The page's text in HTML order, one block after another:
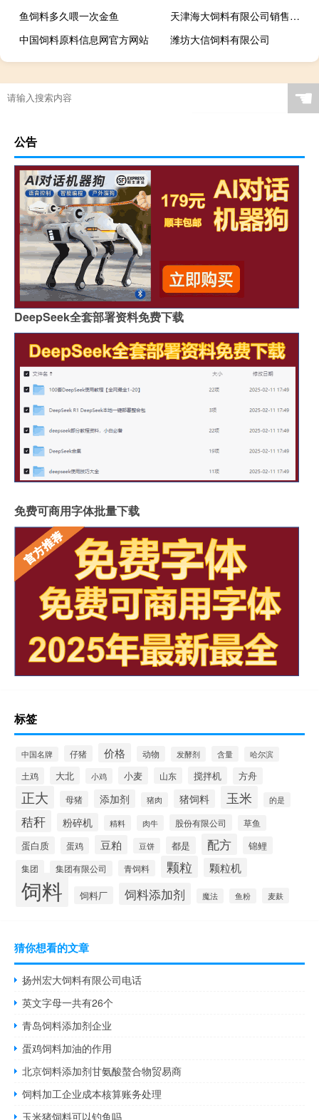
鱼饲料多久喂一次金鱼
天津海大饲料有限公司销售部电话
中国饲料原料信息网官方网站
潍坊大信饲料有限公司
☚
公告
DeepSeek全套部署资料免费下载
免费可商用字体批量下载
标签
中国名牌 仔猪 价格 动物 发酵剂 含量 哈尔滨
土鸡 大北 小鸡 小麦 山东 搅拌机 方舟
正大 母猪 添加剂 猪肉 猪饲料 玉米 的是
秸秆 粉碎机 精料 肉牛 股份有限公司 草鱼
蛋白质 蛋鸡 豆粕 豆饼 都是 配方 锦鲤
集团 集团有限公司 青饲料 颗粒 颗粒机
饲料 饲料厂 饲料添加剂 魔法 鱼粉 麦麸
猜你想看的文章
扬州宏大饲料有限公司电话
英文字母一共有26个
青岛饲料添加剂企业
蛋鸡饲料加油的作用
北京饲料添加剂甘氨酸螯合物贸易商
饲料加工企业成本核算账务处理
玉米猪饲料可以钓鱼吗